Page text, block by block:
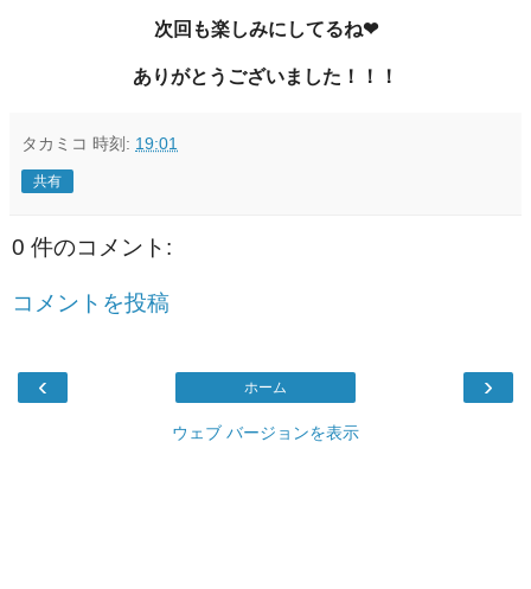
次回も楽しみにしてるね❤
ありがとうございました！！！
タカミコ 時刻: 19:01
共有
0 件のコメント:
コメントを投稿
‹ ›
ホーム
ウェブ バージョンを表示